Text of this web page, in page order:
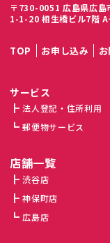
〒730-0051 広島県広島
1-1-20 相生橋ビル7階 A
TOP お申し込み
サービス
法人登記・住所利用
郵便物サービス
店舗一覧
渋谷店
神保町店
広島店